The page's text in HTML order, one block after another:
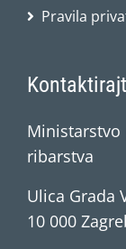
Pravila
Ministarstvo
ribarstva
Ulica Grada
10 000